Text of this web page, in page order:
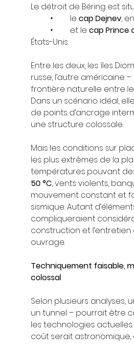
Le détroit de Béring est
	•	le
cap Dejnev,
	•	et le
cap Prince
États-Unis.
Entre les deux, les îles
russe, l’autre américaine
frontière naturelle entre
Dans un scénario idéal,
de points d’ancrage
une structure colossale.
Mais les conditions sur
les plus extrêmes de la
températures pouvant
50 °C, vents violents,
mouvement constant et
sismique. Autant
compliqueraient
construction et l’entretien
ouvrage.
Techniquement faisable,
colossal
Selon plusieurs analyses,
un tunnel – pourrait être
les technologies
coût serait astronomique,